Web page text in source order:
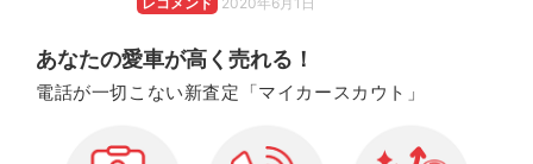
あなたの愛車が高く売れる！
電話が一切こない新査定「マイカースカウト」